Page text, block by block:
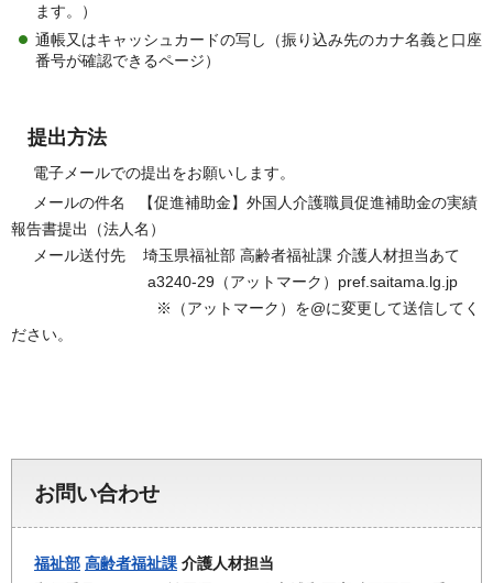
ます。）
通帳又はキャッシュカードの写し（振り込み先のカナ名義と口座
番号が確認できるページ）
提出方法
電子メールでの提出をお願いします。
メールの件名 【促進補助金】外国人介護職員促進補助金の実績
報告書提出（法人名）
メール送付先 埼玉県福祉部 高齢者福祉課 介護人材担当あて
a3240-29（アットマーク）pref.saitama.lg.jp
※（アットマーク）を@に変更して送信してく
ださい。
お問い合わせ
福祉部 高齢者福祉課 介護人材担当